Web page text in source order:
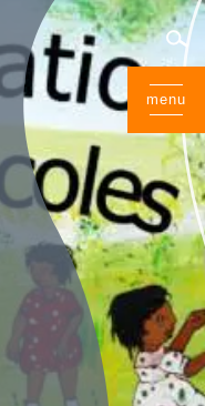
menu